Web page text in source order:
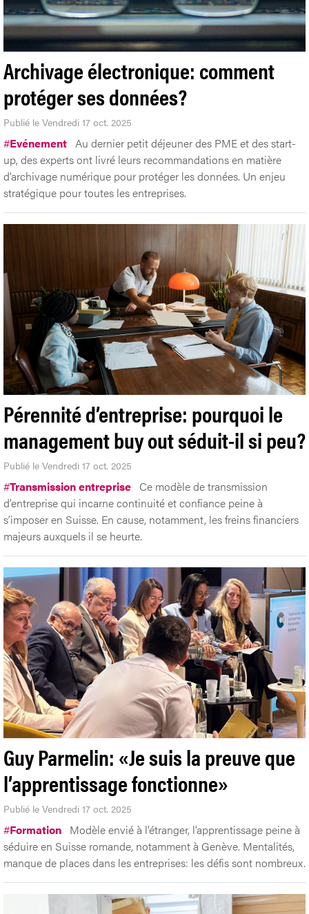
Archivage électronique: comment
protéger ses données?
Publié le Vendredi 17 oct. 2025
#Evénement Au dernier petit déjeuner des PME et des start-
up, des experts ont livré leurs recommandations en matière
d’archivage numérique pour protéger les données. Un enjeu
stratégique pour toutes les entreprises.
Pérennité d’entreprise: pourquoi le
management buy out séduit-il si peu?
Publié le Vendredi 17 oct. 2025
#Transmission entreprise Ce modèle de transmission
d’entreprise qui incarne continuité et confiance peine à
s’imposer en Suisse. En cause, notamment, les freins financiers
majeurs auxquels il se heurte.
Guy Parmelin: «Je suis la preuve que
l’apprentissage fonctionne»
Publié le Vendredi 17 oct. 2025
#Formation Modèle envié à l’étranger, l’apprentissage peine à
séduire en Suisse romande, notamment à Genève. Mentalités,
manque de places dans les entreprises: les défis sont nombreux.